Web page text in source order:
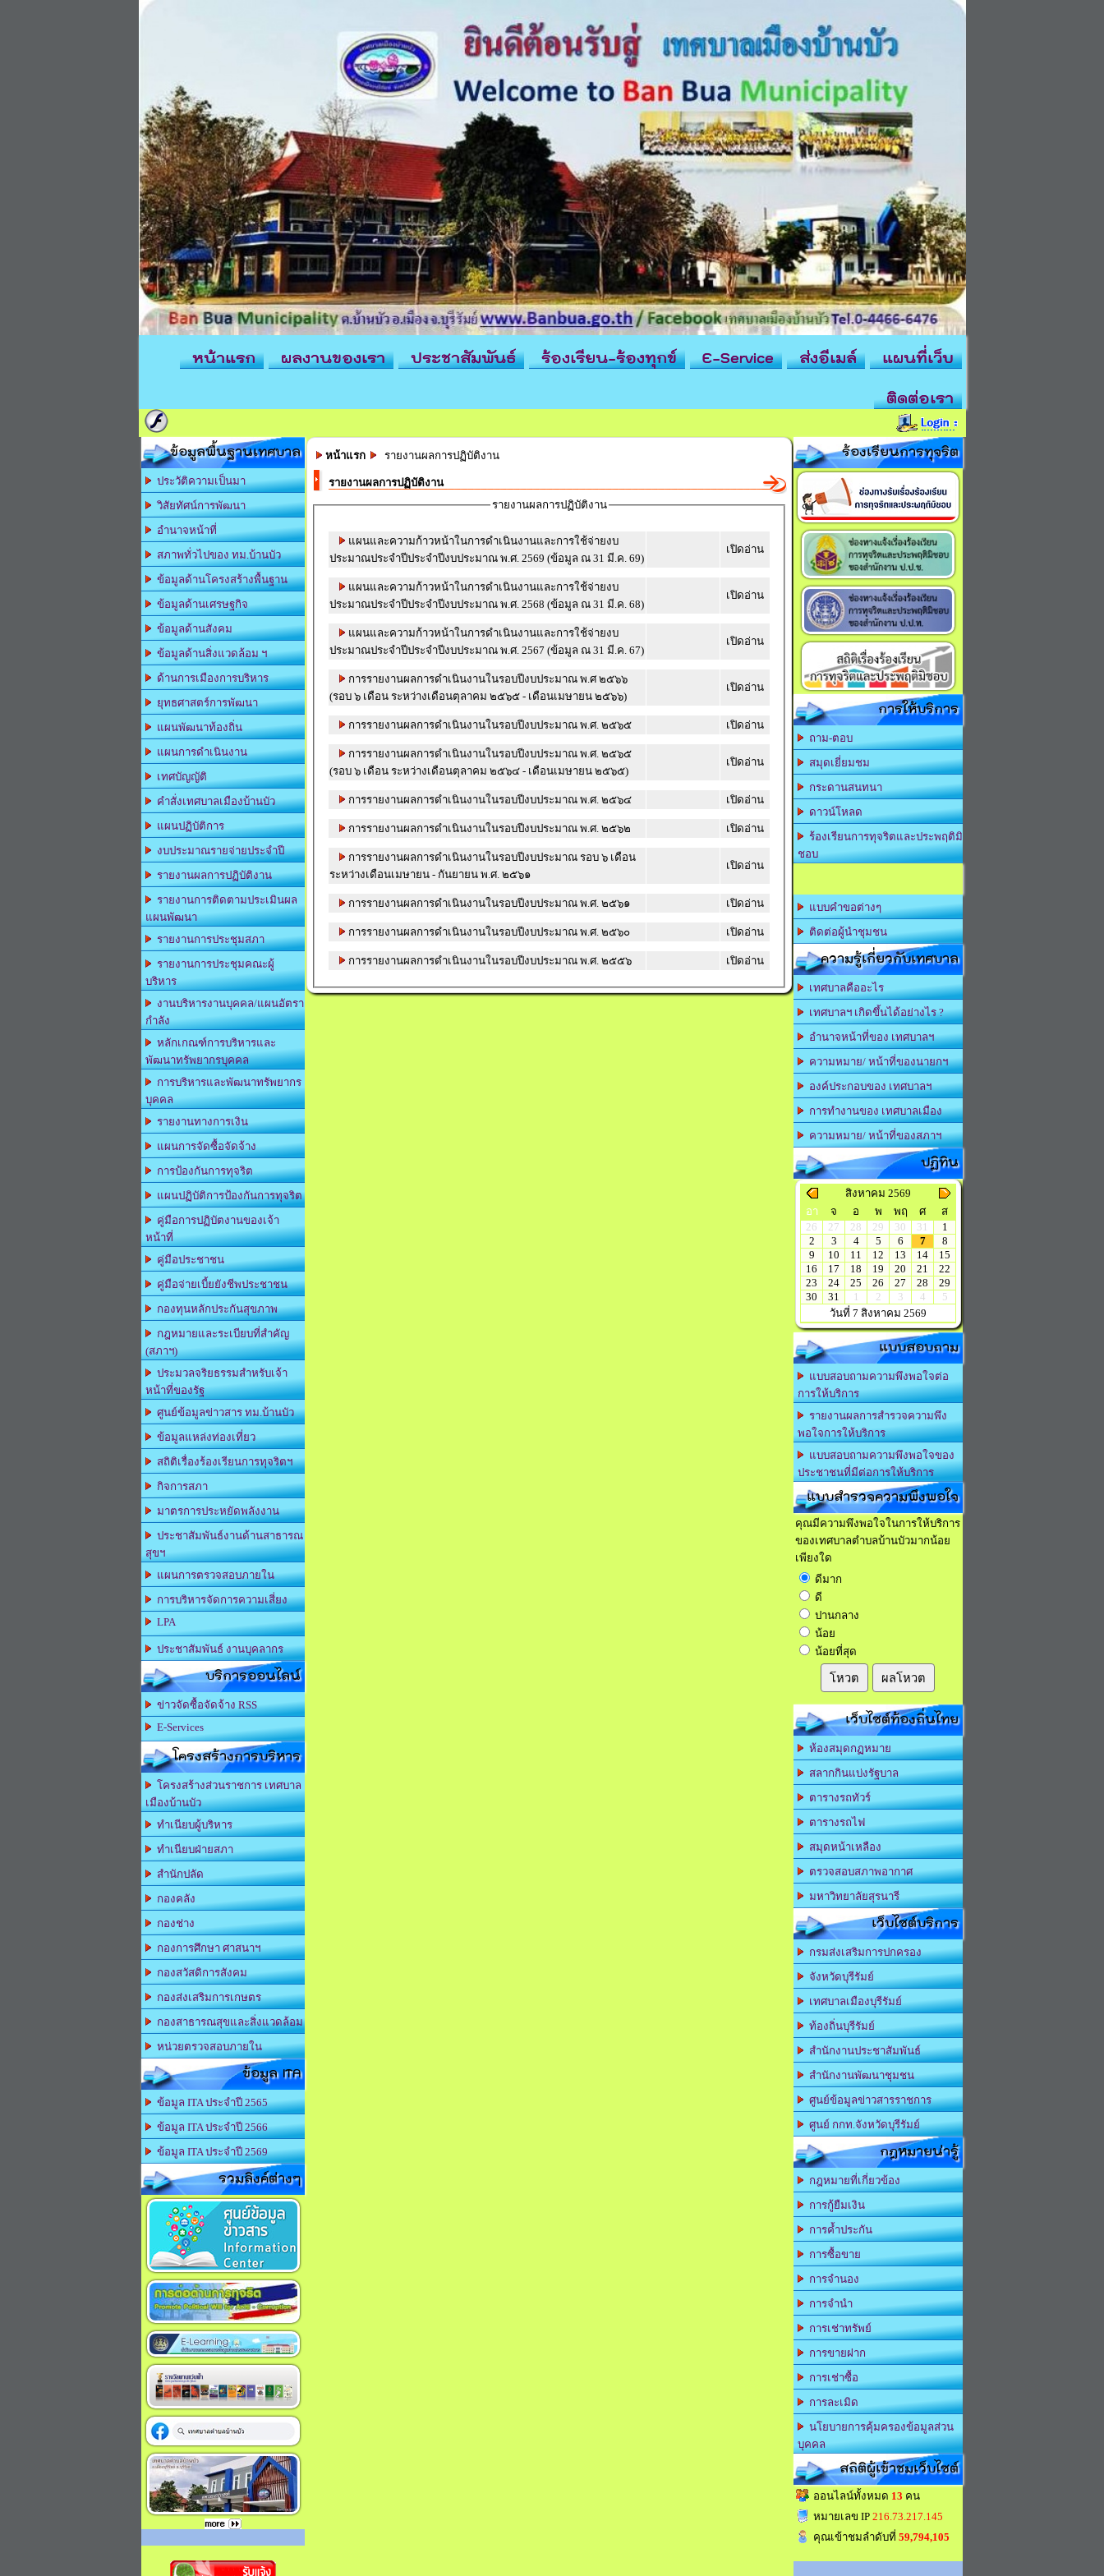
หน้าแรก ผลงานของเรา ประชาสัมพันธ์ ร้องเรียน-ร้องทุกข์ E-Service ส่งอีเมล์
แผนที่เว็บ
ติดต่อเรา
ข้อมูลพื้นฐานเทศบาล
ประวัติความเป็นมา
วิสัยทัศน์การพัฒนา
อำนาจหน้าที่
สภาพทั่วไปของ ทม.บ้านบัว
ข้อมูลด้านโครงสร้างพื้นฐาน
ข้อมูลด้านเศรษฐกิจ
ข้อมูลด้านสังคม
ข้อมูลด้านสิ่งแวดล้อม ฯ
ด้านการเมืองการบริหาร
ยุทธศาสตร์การพัฒนา
แผนพัฒนาท้องถิ่น
แผนการดำเนินงาน
เทศบัญญัติ
คำสั่งเทศบาลเมืองบ้านบัว
แผนปฏิบัติการ
งบประมาณรายจ่ายประจำปี
รายงานผลการปฏิบัติงาน
รายงานการติดตามประเมินผล
แผนพัฒนา
รายงานการประชุมสภา
รายงานการประชุมคณะผู้
บริหาร
งานบริหารงานบุคคล/แผนอัตรา
กำลัง
หลักเกณฑ์การบริหารและ
พัฒนาทรัพยากรบุคคล
การบริหารและพัฒนาทรัพยากร
บุคคล
รายงานทางการเงิน
แผนการจัดซื้อจัดจ้าง
การป้องกันการทุจริต
แผนปฏิบัติการป้องกันการทุจริต
คู่มือการปฏิบัตงานของเจ้า
หน้าที่
คู่มือประชาชน
คู่มือจ่ายเบี้ยยังชีพประชาชน
กองทุนหลักประกันสุขภาพ
กฎหมายและระเบียบที่สำคัญ
(สภาฯ)
ประมวลจริยธรรมสำหรับเจ้า
หน้าที่ของรัฐ
ศูนย์ข้อมูลข่าวสาร ทม.บ้านบัว
ข้อมูลแหล่งท่องเที่ยว
สถิติเรื่องร้องเรียนการทุจริตฯ
กิจการสภา
มาตรการประหยัดพลังงาน
ประชาสัมพันธ์งานด้านสาธารณ
สุขฯ
แผนการตรวจสอบภายใน
การบริหารจัดการความเสี่ยง
LPA
ประชาสัมพันธ์ งานบุคลากร
บริการออนไลน์
ข่าวจัดซื้อจัดจ้าง RSS
E-Services
โครงสร้างการบริหาร
โครงสร้างส่วนราชการ เทศบาล
เมืองบ้านบัว
ทำเนียบผู้บริหาร
ทำเนียบฝ่ายสภา
สำนักปลัด
กองคลัง
กองช่าง
กองการศึกษา ศาสนาฯ
กองสวัสดิการสังคม
กองส่งเสริมการเกษตร
กองสาธารณสุขและสิ่งแวดล้อม
หน่วยตรวจสอบภายใน
ข้อมูล ITA
ข้อมูล ITA ประจำปี 2565
ข้อมูล ITA ประจำปี 2566
ข้อมูล ITA ประจำปี 2569
รวมลิงค์ต่างๆ
หน้าแรก รายงานผลการปฏิบัติงาน
รายงานผลการปฏิบัติงาน
รายงานผลการปฏิบัติงาน
แผนและความก้าวหน้าในการดำเนินงานและการใช้จ่ายงบ
ประมาณประจำปีประจำปีงบประมาณ พ.ศ. 2569 (ข้อมูล ณ 31 มี.ค. 69)
เปิดอ่าน
แผนและความก้าวหน้าในการดำเนินงานและการใช้จ่ายงบ
ประมาณประจำปีประจำปีงบประมาณ พ.ศ. 2568 (ข้อมูล ณ 31 มี.ค. 68)
เปิดอ่าน
แผนและความก้าวหน้าในการดำเนินงานและการใช้จ่ายงบ
ประมาณประจำปีประจำปีงบประมาณ พ.ศ. 2567 (ข้อมูล ณ 31 มี.ค. 67)
เปิดอ่าน
การรายงานผลการดำเนินงานในรอบปีงบประมาณ พ.ศ ๒๕๖๖
(รอบ ๖ เดือน ระหว่างเดือนตุลาคม ๒๕๖๕ - เดือนเมษายน ๒๕๖๖)
เปิดอ่าน
การรายงานผลการดำเนินงานในรอบปีงบประมาณ พ.ศ. ๒๕๖๕ เปิดอ่าน
การรายงานผลการดำเนินงานในรอบปีงบประมาณ พ.ศ. ๒๕๖๕
(รอบ ๖ เดือน ระหว่างเดือนตุลาคม ๒๕๖๔ - เดือนเมษายน ๒๕๖๕)
เปิดอ่าน
การรายงานผลการดำเนินงานในรอบปีงบประมาณ พ.ศ. ๒๕๖๔ เปิดอ่าน
การรายงานผลการดำเนินงานในรอบปีงบประมาณ พ.ศ. ๒๕๖๒ เปิดอ่าน
การรายงานผลการดำเนินงานในรอบปีงบประมาณ รอบ ๖ เดือน
ระหว่างเดือนเมษายน - กันยายน พ.ศ. ๒๕๖๑
เปิดอ่าน
การรายงานผลการดำเนินงานในรอบปีงบประมาณ พ.ศ. ๒๕๖๑ เปิดอ่าน
การรายงานผลการดำเนินงานในรอบปีงบประมาณ พ.ศ. ๒๕๖๐ เปิดอ่าน
การรายงานผลการดำเนินงานในรอบปีงบประมาณ พ.ศ. ๒๕๕๖ เปิดอ่าน
ร้องเรียนการทุจริต
การให้บริการ
ถาม-ตอบ
สมุดเยี่ยมชม
กระดานสนทนา
ดาวน์โหลด
ร้องเรียนการทุจริตและประพฤติมิ
ชอบ
แบบคำขอต่างๆ
ติดต่อผู้นำชุมชน
ความรู้เกี่ยวกับเทศบาล
เทศบาลคืออะไร
เทศบาลฯ เกิดขึ้นได้อย่างไร ?
อำนาจหน้าที่ของ เทศบาลฯ
ความหมาย/ หน้าที่ของนายกฯ
องค์ประกอบของ เทศบาลฯ
การทำงานของ เทศบาลเมือง
ความหมาย/ หน้าที่ของสภาฯ
ปฏิทิน
สิงหาคม 2569
อา
จ อ พ พฤ ศ
ส
26
27 28 29 30 31
1
2
3 4 5 6 7
8
9
10 11 12 13 14
15
16
17 18 19 20 21
22
23
24 25 26 27 28
29
30
31 1 2 3 4
5
วันที่ 7 สิงหาคม 2569
แบบสอบถาม
แบบสอบถามความพึงพอใจต่อ
การให้บริการ
รายงานผลการสำรวจความพึง
พอใจการให้บริการ
แบบสอบถามความพึงพอใจของ
ประชาชนที่มีต่อการให้บริการ
แบบสำรวจความพึงพอใจ
คุณมีความพึงพอใจในการให้บริการ
ของเทศบาลตำบลบ้านบัวมากน้อย
เพียงใด
ดีมาก
ดี
ปานกลาง
น้อย
น้อยที่สุด
โหวต ผลโหวต
เว็บไซต์ท้องถิ่นไทย
ห้องสมุดกฏหมาย
สลากกินแบ่งรัฐบาล
ตารางรถทัวร์
ตารางรถไฟ
สมุดหน้าเหลือง
ตรวจสอบสภาพอากาศ
มหาวิทยาลัยสุรนารี
เว็บไซต์บริการ
กรมส่งเสริมการปกครอง
จังหวัดบุรีรัมย์
เทศบาลเมืองบุรีรัมย์
ท้องถิ่นบุรีรัมย์
สำนักงานประชาสัมพันธ์
สำนักงานพัฒนาชุมชน
ศูนย์ข้อมูลข่าวสารราชการ
ศูนย์ กกท.จังหวัดบุรีรัมย์
กฎหมายน่ารู้
กฎหมายที่เกี่ยวข้อง
การกู้ยืมเงิน
การค้ำประกัน
การซื้อขาย
การจำนอง
การจำนำ
การเช่าทรัพย์
การขายฝาก
การเช่าซื้อ
การละเมิด
นโยบายการคุ้มครองข้อมูลส่วน
บุคคล
สถิติผู้เข้าชมเว็บไซต์
ออนไลน์ทั้งหมด 13 คน
หมายเลข IP 216.73.217.145
คุณเข้าชมลำดับที่ 59,794,105